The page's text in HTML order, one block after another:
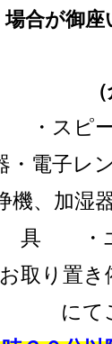
場合が御
・スピ
・電子
浄機、
具 ・
取り置き
にて